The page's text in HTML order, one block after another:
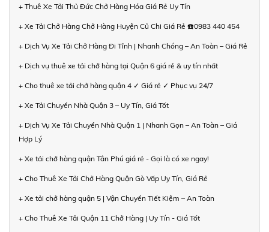
+ Thuê Xe Tải Thủ Đức Chở Hàng Hóa Giá Rẻ Uy Tín
+ Xe Tải Chở Hàng Chở Hàng Huyện Củ Chi Giá Rẻ ☎️0983 440 454
+ Dịch Vụ Xe Tải Chở Hàng Đi Tỉnh | Nhanh Chóng – An Toàn – Giá Rẻ
+ Dịch vụ thuê xe tải chở hàng tại Quận 6 giá rẻ & uy tín nhất
+ Cho thuê xe tải chở hàng quận 4 ✓ Giá rẻ ✓ Phục vụ 24/7
+ Xe Tải Chuyển Nhà Quận 3 – Uy Tín, Giá Tốt
+ Dịch Vụ Xe Tải Chuyển Nhà Quận 1 | Nhanh Gọn – An Toàn – Giá
Hợp Lý
+ Xe tải chở hàng quận Tân Phú giá rẻ - Gọi là có xe ngay!
+ Cho Thuê Xe Tải Chở Hàng Quận Gò Vấp Uy Tín, Giá Rẻ
+ Xe tải chở hàng quận 5 | Vận Chuyển Tiết Kiệm – An Toàn
+ Cho Thuê Xe Tải Quận 11 Chở Hàng | Uy Tín - Giá Tốt